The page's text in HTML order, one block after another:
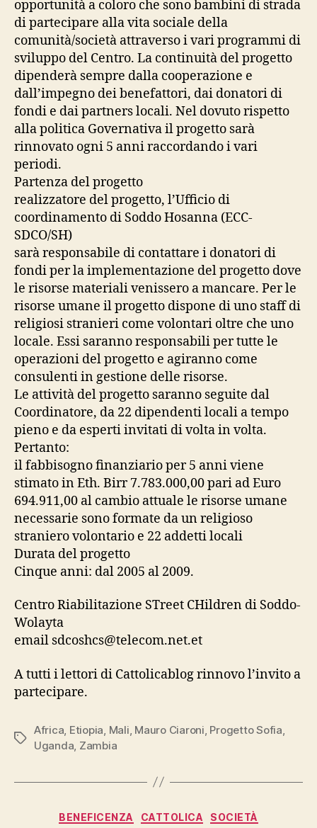
opportunità a coloro che sono bambini di strada
di partecipare alla vita sociale della
comunità/società attraverso i vari programmi di
sviluppo del Centro. La continuità del progetto
dipenderà sempre dalla cooperazione e
dall’impegno dei benefattori, dai donatori di
fondi e dai partners locali. Nel dovuto rispetto
alla politica Governativa il progetto sarà
rinnovato ogni 5 anni raccordando i vari
periodi.
Partenza del progetto
realizzatore del progetto, l’Ufficio di
coordinamento di Soddo Hosanna (ECC-
SDCO/SH)
sarà responsabile di contattare i donatori di
fondi per la implementazione del progetto dove
le risorse materiali venissero a mancare. Per le
risorse umane il progetto dispone di uno staff di
religiosi stranieri come volontari oltre che uno
locale. Essi saranno responsabili per tutte le
operazioni del progetto e agiranno come
consulenti in gestione delle risorse.
Le attività del progetto saranno seguite dal
Coordinatore, da 22 dipendenti locali a tempo
pieno e da esperti invitati di volta in volta.
Pertanto:
il fabbisogno finanziario per 5 anni viene
stimato in Eth. Birr 7.783.000,00 pari ad Euro
694.911,00 al cambio attuale le risorse umane
necessarie sono formate da un religioso
straniero volontario e 22 addetti locali
Durata del progetto
Cinque anni: dal 2005 al 2009.
Centro Riabilitazione STreet CHildren di Soddo-
Wolayta
email sdcoshcs@telecom.net.et
A tutti i lettori di Cattolicablog rinnovo l’invito a
partecipare.
Tag
Africa Etiopia Mali Mauro Ciaroni Progetto Sofia
Uganda Zambia
Categorie
BENEFICENZA CATTOLICA SOCIETÀ